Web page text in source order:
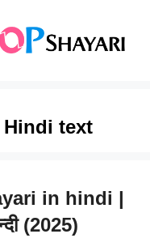
text
in hindi |
(2025)